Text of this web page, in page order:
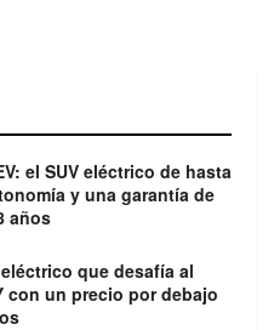
el SUV eléctrico de hasta
y una garantía de
años
que desafía al
con un precio por debajo